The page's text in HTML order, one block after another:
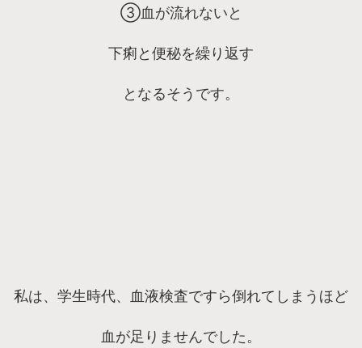
③血が流れないと
下痢と便秘を繰り返す
となるそうです。
私は、学生時代、血液検査ですら倒れてしまうほど
血が足りませんでした。